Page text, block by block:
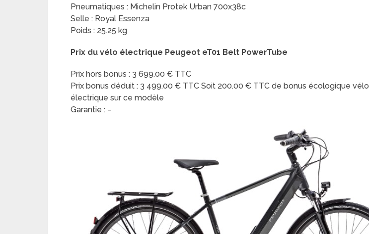
Pneumatiques : Michelin Protek Urban 700x38c
Selle : Royal Essenza
Poids : 25.25 kg
Prix du vélo électrique Peugeot eT01 Belt PowerTube
Prix hors bonus : 3 699.00 € TTC
Prix bonus déduit : 3 499.00 € TTC Soit 200.00 € TTC de bonus écologique vélo
électrique sur ce modèle
Garantie : –